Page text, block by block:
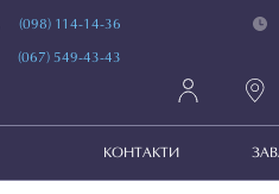
(098) 114-14-36
(067) 549-43-43
КОНТАКТИ